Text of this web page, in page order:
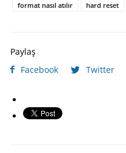
format nasıl atılır hard reset
Paylaş
Facebook
Twitter